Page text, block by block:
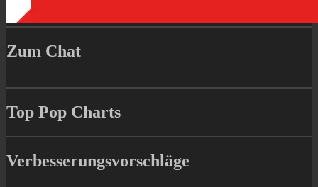
Zum Chat
Top Pop Charts
Verbesserungsvorschläge